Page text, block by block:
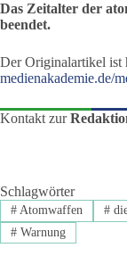
Das Zeitalter der
beendet.
Der Originalartikel ist
medienakademie.de/
Kontakt zur
Schlagwörter
#Atomwaffen #
#Warnung